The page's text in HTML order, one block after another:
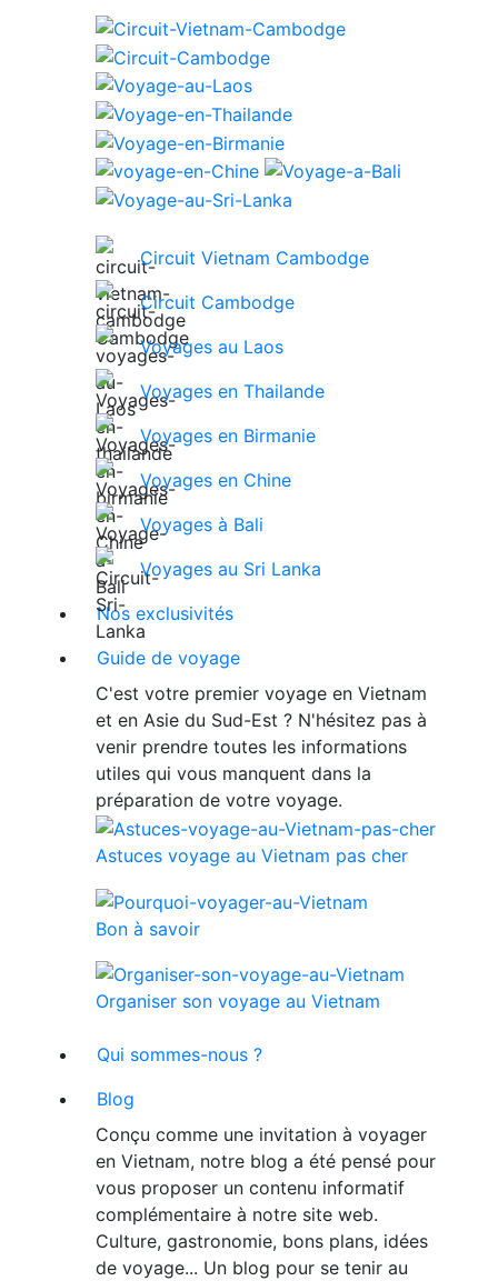
Circuit Vietnam Cambodge
Circuit Cambodge
Voyages au Laos
Voyages en Thailande
Voyages en Birmanie
Voyages en Chine
Voyages à Bali
Voyages au Sri Lanka
Nos exclusivités
Guide de voyage
C'est votre premier voyage en Vietnam
et en Asie du Sud-Est ? N'hésitez pas à
venir prendre toutes les informations
utiles qui vous manquent dans la
préparation de votre voyage.
Astuces voyage au Vietnam pas cher
Bon à savoir
Organiser son voyage au Vietnam
Qui sommes-nous ?
Blog
Conçu comme une invitation à voyager
en Vietnam, notre blog a été pensé pour
vous proposer un contenu informatif
complémentaire à notre site web.
Culture, gastronomie, bons plans, idées
de voyage... Un blog pour se tenir au